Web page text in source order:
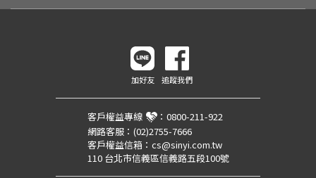
加好友 追蹤我們
客戶權益專線 ： 0800-211-922
網路客服： (02)2755-7666
客戶權益信箱： cs@sinyi.com.tw
110 台北市信義區信義路五段100號